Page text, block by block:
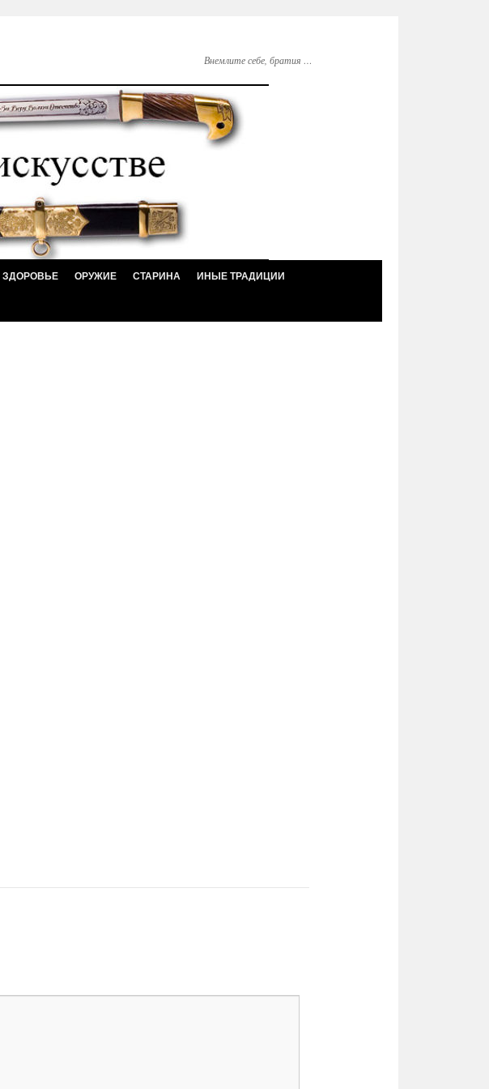
Внемлите себе, братия …
ЗДОРОВЬЕ ОРУЖИЕ СТАРИНА ИНЫЕ ТРАДИЦИИ